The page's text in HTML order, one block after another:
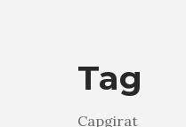
Tag
Capgirat